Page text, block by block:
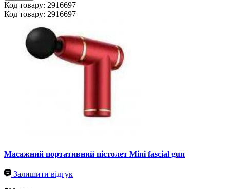
Код товару: 2916697
Код товару: 2916697
Масажний портативний пістолет Mini fascial gun
Залишити відгук